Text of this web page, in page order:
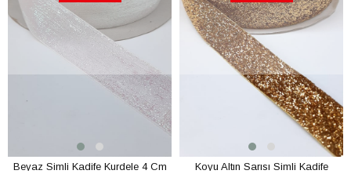
Beyaz Simli Kadife Kurdele 4 Cm
Koyu Altın Sarısı Simli Kadife